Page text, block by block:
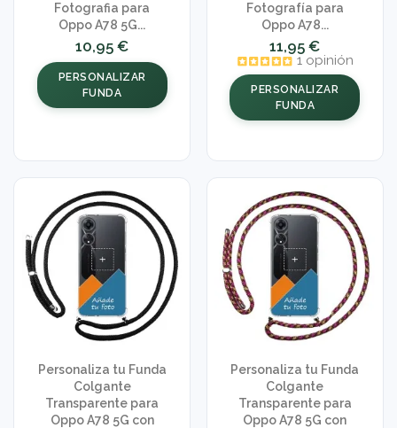
Fotografia para
Oppo A78 5G...
10,95 €
PERSONALIZAR
FUNDA
Fotografía para
Oppo A78...
11,95 €
1 opinión
PERSONALIZAR
FUNDA
Personaliza tu Funda
Colgante
Transparente para
Oppo A78 5G con
Personaliza tu Funda
Colgante
Transparente para
Oppo A78 5G con